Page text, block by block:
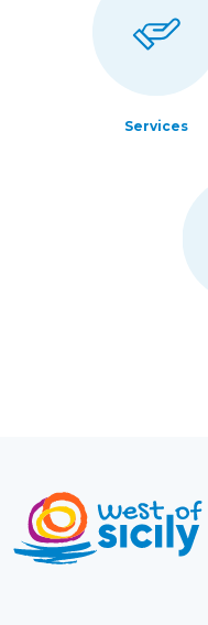
Services